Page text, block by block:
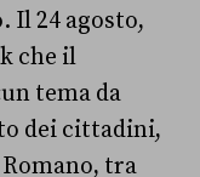
Il 24 agosto,
che il
tema da
dei cittadini,
tra